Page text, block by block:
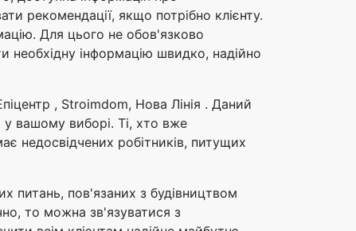
рекомендації, якщо потрібно клієнту.
Для цього не обов'язково
необхідну інформацію швидко, надійно
, Stroimdom, Нова Лінія . Даний
у вашому виборі. Ті, хто вже
недосвідчених робітників, питущих
питань, пов'язаних з будівництвом
то можна зв'язуватися з